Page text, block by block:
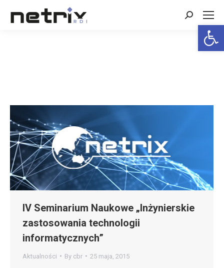
Search:
IV Seminarium Naukowe „Inżynierskie
zastosowania technologii
informatycznych”
Aktualności By cbr 25 maja, 2015